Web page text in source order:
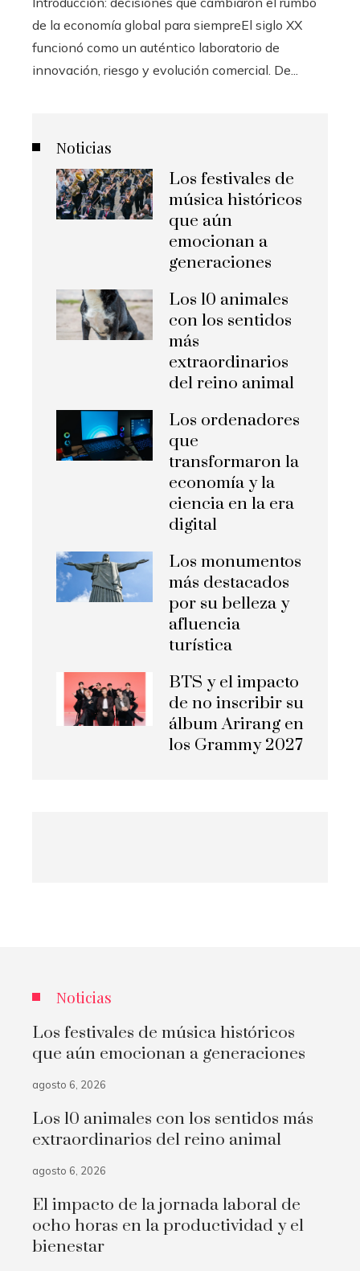
de la economía global para siempreEl siglo XX
funcionó como un auténtico laboratorio de
innovación, riesgo y evolución comercial. De...
Noticias
Los festivales de
música históricos
que aún
emocionan a
generaciones
Los 10 animales
con los sentidos
más
extraordinarios
del reino animal
Los ordenadores
que
transformaron la
economía y la
ciencia en la era
digital
Los monumentos
más destacados
por su belleza y
afluencia
turística
BTS y el impacto
de no inscribir su
álbum Arirang en
los Grammy 2027
Noticias
Los festivales de música históricos
que aún emocionan a generaciones
agosto 6, 2026
Los 10 animales con los sentidos más
extraordinarios del reino animal
agosto 6, 2026
El impacto de la jornada laboral de
ocho horas en la productividad y el
bienestar